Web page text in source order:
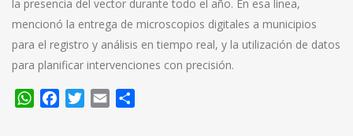
la presencia del vector durante todo el año. En esa línea,
mencionó la entrega de microscopios digitales a municipios
para el registro y análisis en tiempo real, y la utilización de datos
para planificar intervenciones con precisión.
WhatsApp
FacebookTwitter
Email